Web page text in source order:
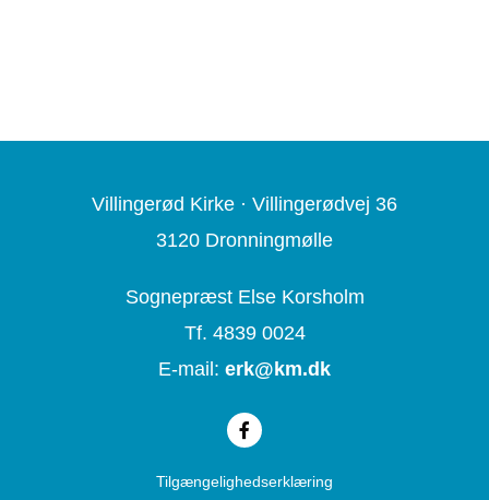
Villingerød Kirke · Villingerødvej 36
3120 Dronningmølle
Sognepræst Else Korsholm
Tf. 4839 0024
E-mail: erk@ km.dk
Tilgængelighedserklæring